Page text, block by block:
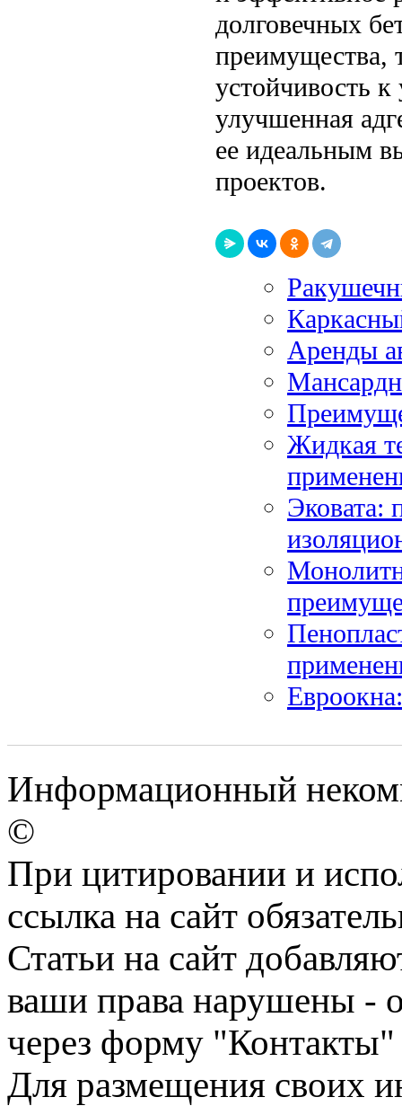
долговечных
преимущества,
устойчивость
улучшенная
ее идеальным
проектов.
Аренды
Жидкая
Эковата:
Информационный
©
При цитировании и
ссылка на сайт
Статьи на сайт
ваши права нарушены -
через форму "Контакты"
Для размещения своих